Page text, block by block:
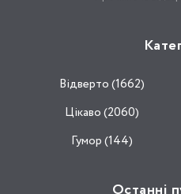
Відвертo (1662)
Цікаво (2060)
Гумор (144)